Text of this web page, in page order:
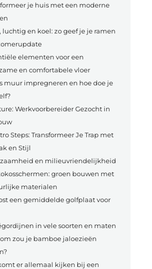
je huis met een moderne
luchtig en koel: zo geef je je ramen
elementen voor een
en comfortabele vloer
muur impregneren en hoe doe je
Werkvoorbereider Gezocht in
Steps: Transformeer Je Trap met
en Stijl
en milieuvriendelijkheid
groen bouwen met
materialen
een gemiddelde golfplaat voor
in vele soorten en maten
zou je bamboe jaloezieën
er allemaal kijken bij een